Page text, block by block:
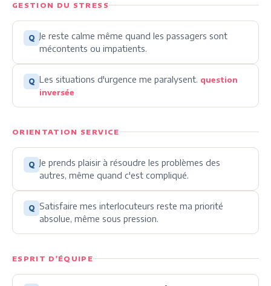
GESTION DU STRESS
Q Je reste calme même quand les passagers sont
mécontents ou impatients.
Q Les situations d'urgence me paralysent. question
inversée
ORIENTATION SERVICE
Q Je prends plaisir à résoudre les problèmes des
autres, même quand c'est compliqué.
Q Satisfaire mes interlocuteurs reste ma priorité
absolue, même sous pression.
ESPRIT D'ÉQUIPE